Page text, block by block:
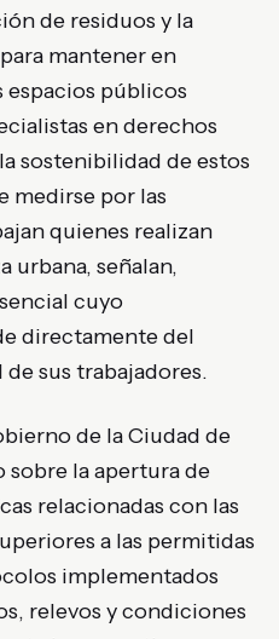
de residuos y la
mantener en
públicos
en derechos
sostenibilidad de estos
medirse por las
quienes realizan
urbana, señalan,
cuyo
directamente del
sus trabajadores.
de la Ciudad de
la apertura de
relacionadas con las
a las permitidas
implementados
relevos y condiciones